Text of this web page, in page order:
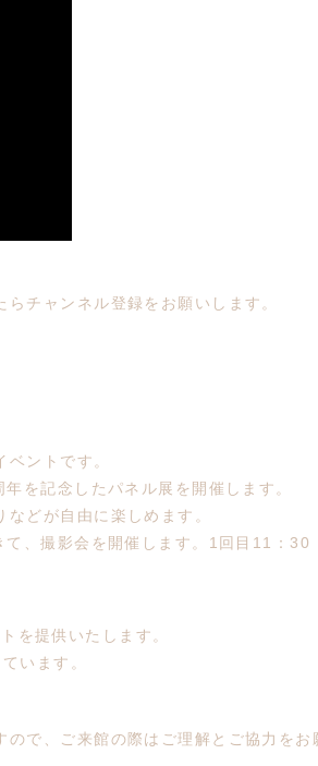
チャンネル登録をお願いします。
ントです。
を記念したパネル展を開催します。
どが自由に楽しめます。
て、撮影会を開催します。1回目11
を提供いたします。
います。
で、ご来館の際はご理解とご協力をお